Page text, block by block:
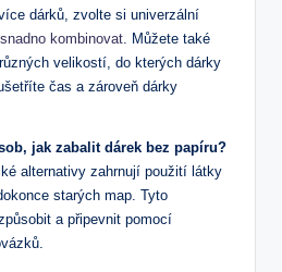
dárků, zvolte si univerzální
kombinovat . Můžete také
velikostí, do kterých dárky
čas a zároveň dárky
jak zabalit dárek bez papíru?
alternativy zahrnují použití látky
starých map. Tyto
a připevnit pomocí